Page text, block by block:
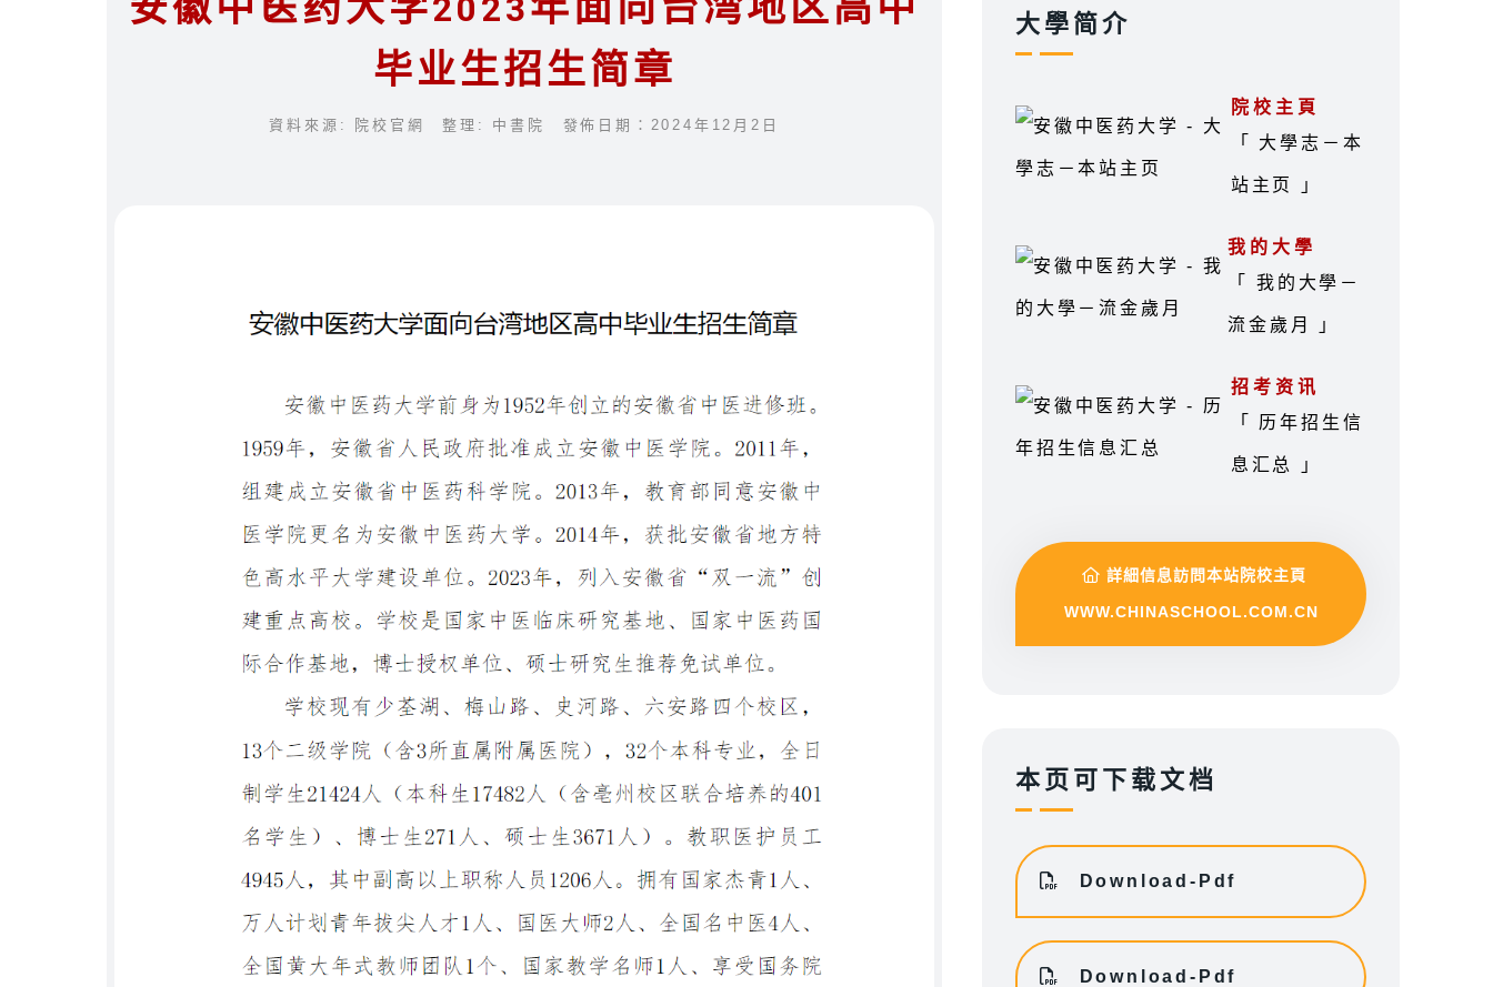
毕业生招生简章
資料來源: 院校官網 整理: 中書院 發佈日期：2024年12月2日
大學简介
院校主頁
「 大學志－本
站主页 」
我的大學
「 我的大學－
流金歲月 」
招考资讯
「 历年招生信
息汇总 」
詳細信息訪問本站院校主頁
WWW.CHINASCHOOL.COM.CN
本页可下载文档
Download-Pdf
Download-Pdf